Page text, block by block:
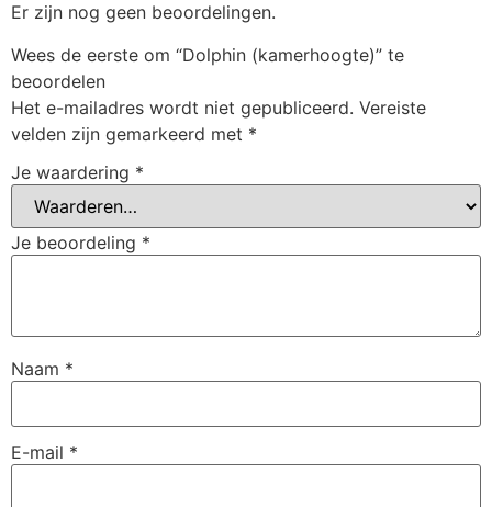
Er zijn nog geen beoordelingen.
Wees de eerste om “Dolphin (kamerhoogte)” te
beoordelen
Het e-mailadres wordt niet gepubliceerd. Vereiste
velden zijn gemarkeerd met *
Je waardering *
Je beoordeling *
Naam *
E-mail *